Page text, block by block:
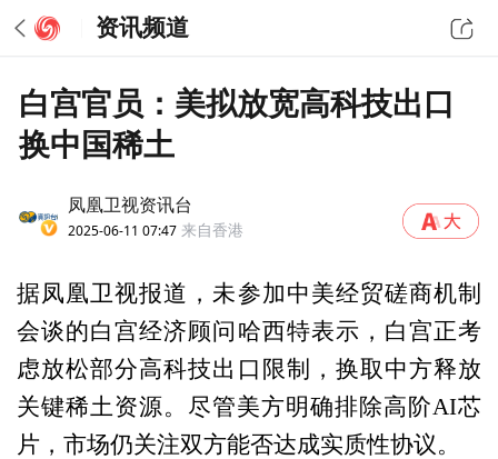
资讯频道
白宫官员：美拟放宽高科技出口
换中国稀土
凤凰卫视资讯台
2025-06-11 07:47 来自香港
据凤凰卫视报道，未参加中美经贸磋商机制
会谈的白宫经济顾问哈西特表示，白宫正考
虑放松部分高科技出口限制，换取中方释放
关键稀土资源。尽管美方明确排除高阶AI芯
片，市场仍关注双方能否达成实质性协议。